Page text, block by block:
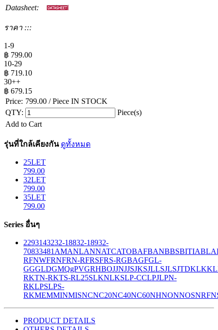
Datasheet:
ราคา :::
1-9
฿ 799.00
10-29
฿ 719.10
30++
฿ 679.15
Price: 799.00 / Piece IN STOCK
QTY:
Piece(s)
Add to Cart
รุ่นที่ใกล้เคียงกัน ดูทั้งหมด
25LET
799.00
32LET
799.00
35LET
799.00
Series อื่นๆ
2293143232-18832-18932-
70833481 AMANLANNATCATOBAFBANBBSBITIABLA
RFNWFRNFRN-RFRSFRS-RGBAGFGL-
GGGLDGMQgPVGRHBOJJNJJSJKSJLLSJLSJTDKLK
RKTN-RKTS-RL25SLKNLKSLP-CCLPJLPN-
RKLPSLPS-
RKMEMMINMISNCNC20NC40NC60NHNONNOSNRF
PRODUCT DETAILS